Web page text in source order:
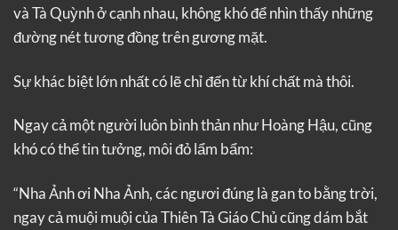
và Tà Quỳnh ở cạnh nhau, không khó để nhìn thấy những
đường nét tương đồng trên gương mặt.
Sự khác biệt lớn nhất có lẽ chỉ đến từ khí chất mà thôi.
Ngay cả một người luôn bình thản như Hoàng Hậu, cũng
khó có thể tin tưởng, môi đỏ lẩm bẩm:
“Nha Ảnh ơi Nha Ảnh, các ngươi đúng là gan to bằng trời,
ngay cả muội muội của Thiên Tà Giáo Chủ cũng dám bắt